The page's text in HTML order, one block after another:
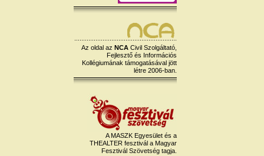
Az oldal az NCA Civil Szolgáltató,
Fejlesztő és Információs
Kollégiumának támogatásával jött
létre 2006-ban.
A MASZK Egyesület és a
THEALTER fesztivál a Magyar
Fesztivál Szövetség tagja.